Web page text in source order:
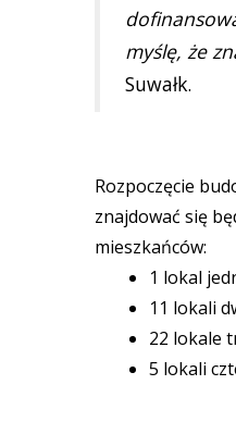
myślę, że
Suwałk.
Rozpoczęcie
znajdować się
mieszkańców:
1 lokal
11 lokali
22 lokale
5 lokali